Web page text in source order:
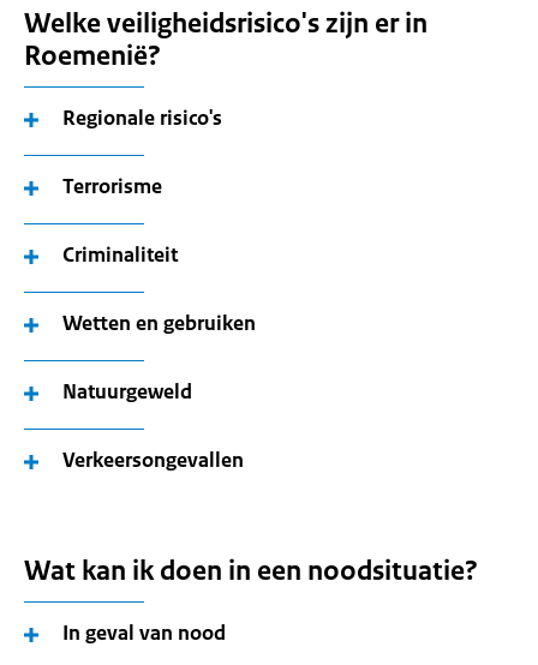
Welke veiligheidsrisico's zijn er in
Roemenië?
Regionale risico's
Terrorisme
Criminaliteit
Wetten en gebruiken
Natuurgeweld
Verkeersongevallen
Wat kan ik doen in een noodsituatie?
In geval van nood